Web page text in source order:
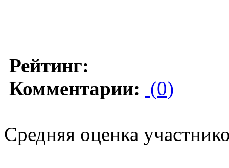
Рейтинг:
Комментарии: (0)
Средняя оценка